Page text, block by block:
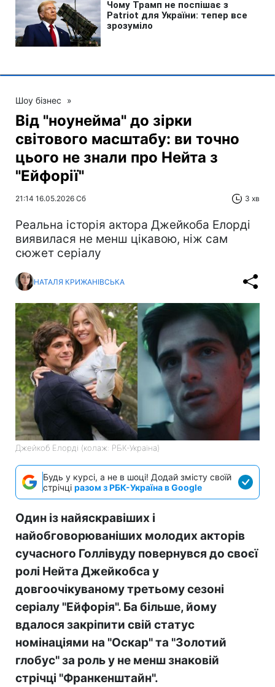
Шоу бізнес »
Від "ноунейма" до зірки
світового масштабу: ви точно
цього не знали про Нейта з
"Ейфорії"
21:14 16.05.2026 Сб 3 хв
Реальна історія актора Джейкоба Елорді
виявилася не менш цікавою, ніж сам
сюжет серіалу
НАТАЛЯ КРИЖАНІВСЬКА
Джейкоб Елорді (колаж: РБК-Україна)
Будь у курсі, а не в шоці! Додай змісту своїй
стрічці разом з РБК-Україна в Google
Один із найяскравіших і
найобговорюваніших молодих акторів
сучасного Голлівуду повернувся до своєї
ролі Нейта Джейкобса у
довгоочікуваному третьому сезоні
серіалу "Ейфорія". Ба більше, йому
вдалося закріпити свій статус
номінаціями на "Оскар" та "Золотий
глобус" за роль у не менш знаковій
стрічці "Франкенштайн".